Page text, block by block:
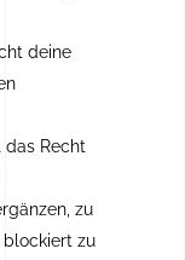
deine
das Recht
zu
blockiert zu